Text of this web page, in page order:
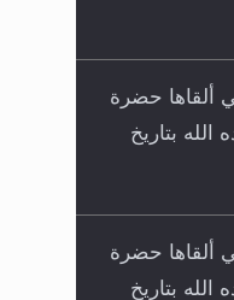
ألقاها حضرة
الله بتاريخ
ألقاها حضرة
الله بتاريخ